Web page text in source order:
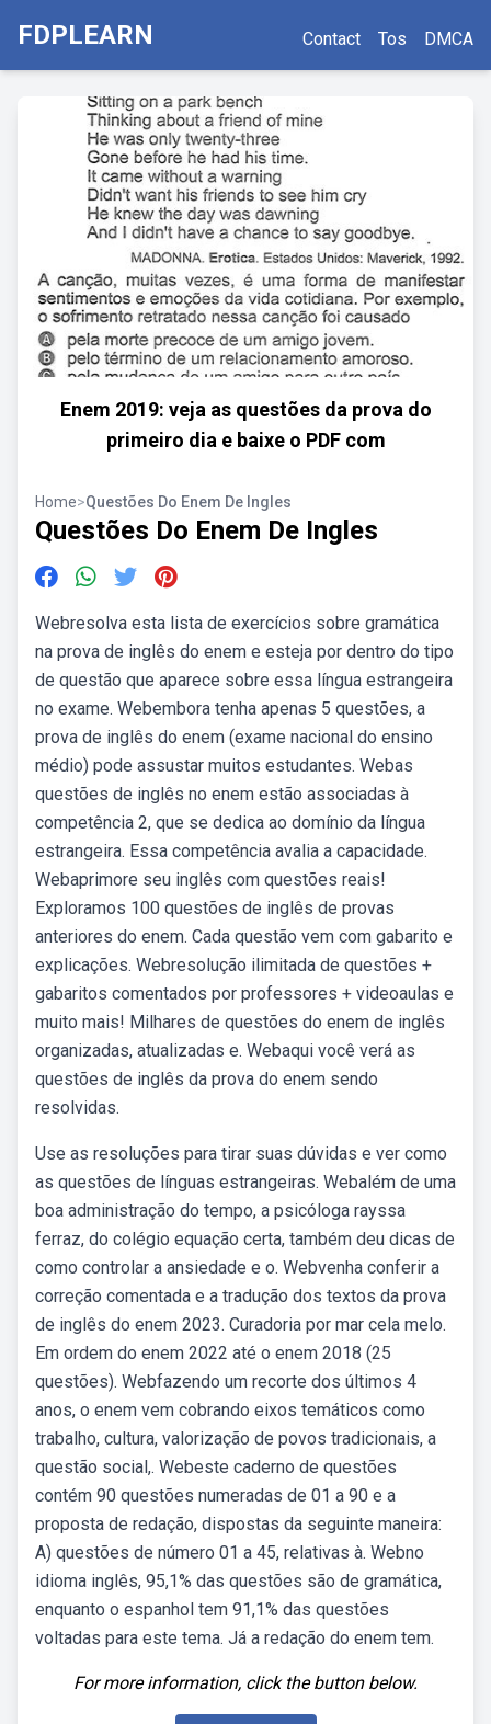
FDPLEARN Contact Tos DMCA
Enem 2019: veja as questões da prova do
primeiro dia e baixe o PDF com
Home>Questões Do Enem De Ingles
Questões Do Enem De Ingles
Webresolva esta lista de exercícios sobre gramática
na prova de inglês do enem e esteja por dentro do tipo
de questão que aparece sobre essa língua estrangeira
no exame. Webembora tenha apenas 5 questões, a
prova de inglês do enem (exame nacional do ensino
médio) pode assustar muitos estudantes. Webas
questões de inglês no enem estão associadas à
competência 2, que se dedica ao domínio da língua
estrangeira. Essa competência avalia a capacidade.
Webaprimore seu inglês com questões reais!
Exploramos 100 questões de inglês de provas
anteriores do enem. Cada questão vem com gabarito e
explicações. Webresolução ilimitada de questões +
gabaritos comentados por professores + videoaulas e
muito mais! Milhares de questões do enem de inglês
organizadas, atualizadas e. Webaqui você verá as
questões de inglês da prova do enem sendo
resolvidas.
Use as resoluções para tirar suas dúvidas e ver como
as questões de línguas estrangeiras. Webalém de uma
boa administração do tempo, a psicóloga rayssa
ferraz, do colégio equação certa, também deu dicas de
como controlar a ansiedade e o. Webvenha conferir a
correção comentada e a tradução dos textos da prova
de inglês do enem 2023. Curadoria por mar cela melo.
Em ordem do enem 2022 até o enem 2018 (25
questões). Webfazendo um recorte dos últimos 4
anos, o enem vem cobrando eixos temáticos como
trabalho, cultura, valorização de povos tradicionais, a
questão social,. Webeste caderno de questões
contém 90 questões numeradas de 01 a 90 e a
proposta de redação, dispostas da seguinte maneira:
A) questões de número 01 a 45, relativas à. Webno
idioma inglês, 95,1% das questões são de gramática,
enquanto o espanhol tem 91,1% das questões
voltadas para este tema. Já a redação do enem tem.
For more information, click the button below.